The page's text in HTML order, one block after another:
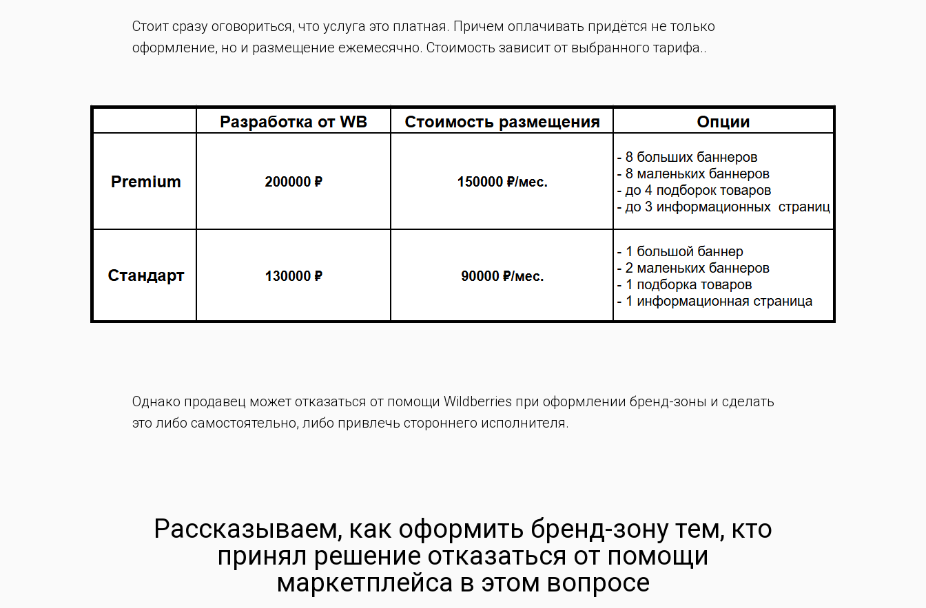
Стоит сразу оговориться, что услуга это платная. Причем оплачивать придётся не только
оформление, но и размещение ежемесячно. Стоимость зависит от выбранного тарифа..
Однако продавец может отказаться от помощи Wildberries при оформлении бренд-зоны и сделать
это либо самостоятельно, либо привлечь стороннего исполнителя.
Рассказываем, как оформить бренд-зону тем, кто
принял решение отказаться от помощи
маркетплейса в этом вопросе